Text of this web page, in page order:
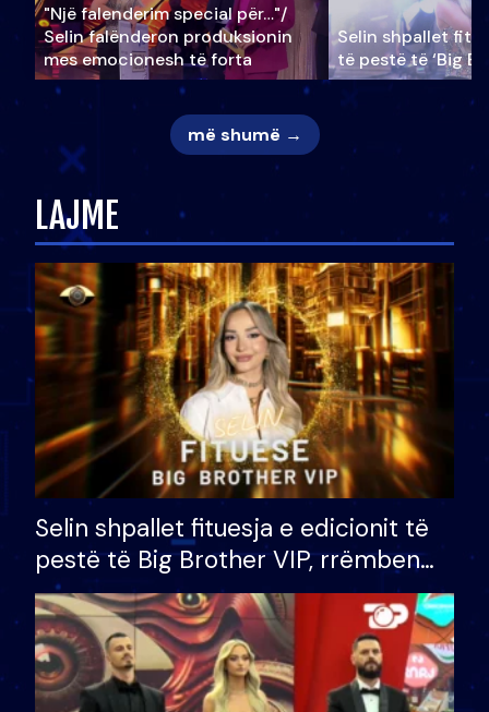
"Një falenderim special për…"/
Selin falënderon produksionin
mes emocionesh të forta
Selin shpallet
të pestë të ‘Big
më shumë →
LAJME
Selin shpallet fituesja e edicionit të
pestë të Big Brother VIP, rrëmben
çmimin e madh prej 100 mijë eurosh